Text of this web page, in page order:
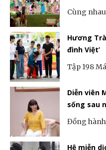
Cùng
Hương
đình Việt’
Tập 198
Diễn viên
sống sau
Đồng
Hệ miễn